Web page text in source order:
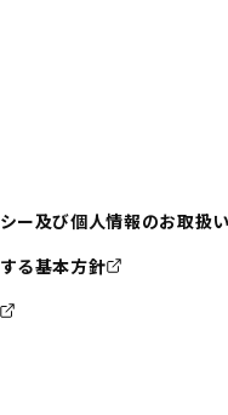
ー及び個人情報のお取扱
る基本方針